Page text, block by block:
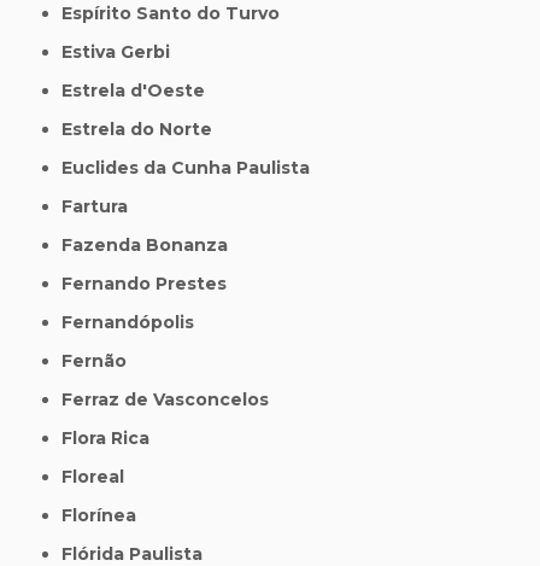
Espírito Santo do Turvo
Estiva Gerbi
Estrela d'Oeste
Estrela do Norte
Euclides da Cunha Paulista
Fartura
Fazenda Bonanza
Fernando Prestes
Fernandópolis
Fernão
Ferraz de Vasconcelos
Flora Rica
Floreal
Florínea
Flórida Paulista